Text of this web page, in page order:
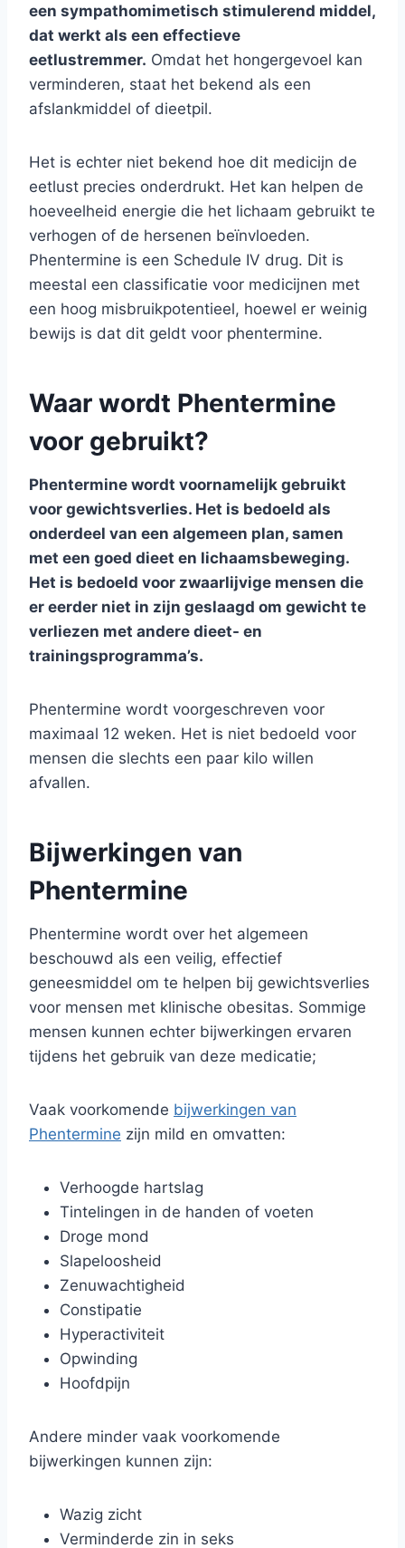
een sympathomimetisch stimulerend middel,
dat werkt als een effectieve
eetlustremmer. Omdat het hongergevoel kan
verminderen, staat het bekend als een
afslankmiddel of dieetpil.
Het is echter niet bekend hoe dit medicijn de
eetlust precies onderdrukt. Het kan helpen de
hoeveelheid energie die het lichaam gebruikt te
verhogen of de hersenen beïnvloeden.
Phentermine is een Schedule IV drug. Dit is
meestal een classificatie voor medicijnen met
een hoog misbruikpotentieel, hoewel er weinig
bewijs is dat dit geldt voor phentermine.
Waar wordt Phentermine
voor gebruikt?
Phentermine wordt voornamelijk gebruikt
voor gewichtsverlies. Het is bedoeld als
onderdeel van een algemeen plan, samen
met een goed dieet en lichaamsbeweging.
Het is bedoeld voor zwaarlijvige mensen die
er eerder niet in zijn geslaagd om gewicht te
verliezen met andere dieet- en
trainingsprogramma’s.
Phentermine wordt voorgeschreven voor
maximaal 12 weken. Het is niet bedoeld voor
mensen die slechts een paar kilo willen
afvallen.
Bijwerkingen van
Phentermine
Phentermine wordt over het algemeen
beschouwd als een veilig, effectief
geneesmiddel om te helpen bij gewichtsverlies
voor mensen met klinische obesitas. Sommige
mensen kunnen echter bijwerkingen ervaren
tijdens het gebruik van deze medicatie;
Vaak voorkomende bijwerkingen van
Phentermine zijn mild en omvatten:
Verhoogde hartslag
Tintelingen in de handen of voeten
Droge mond
Slapeloosheid
Zenuwachtigheid
Constipatie
Hyperactiviteit
Opwinding
Hoofdpijn
Andere minder vaak voorkomende
bijwerkingen kunnen zijn:
Wazig zicht
Verminderde zin in seks